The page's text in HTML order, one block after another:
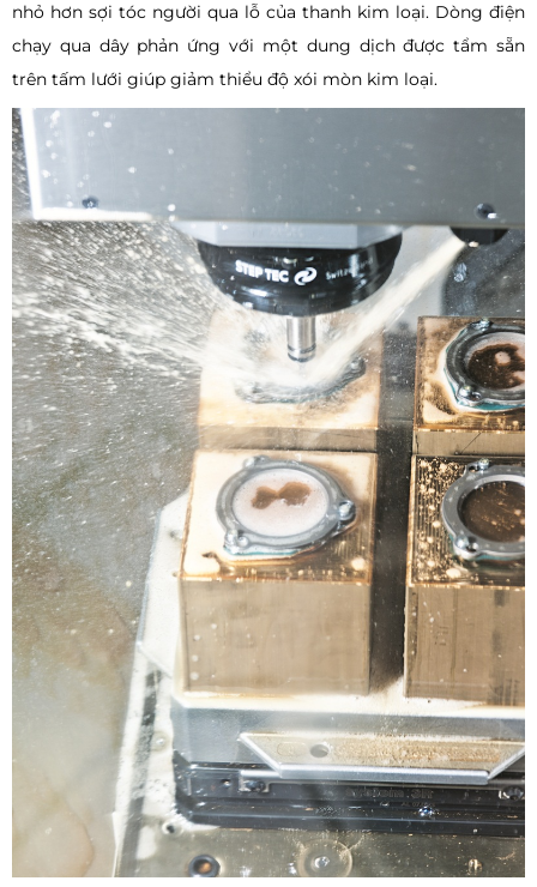
nhỏ hơn sợi tóc người qua lỗ của thanh kim loại. Dòng điện
chạy qua dây phản ứng với một dung dịch được tẩm sẵn
trên tấm lưới giúp giảm thiểu độ xói mòn kim loại.